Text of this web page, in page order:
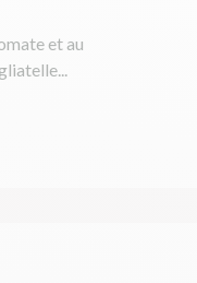
et au